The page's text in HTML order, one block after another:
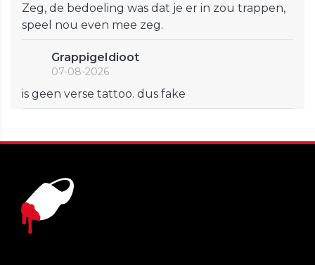
Zeg, de bedoeling was dat je er in zou trappen,
speel nou even mee zeg.
GrappigeIdioot
07-08-2026
is geen verse tattoo. dus fake